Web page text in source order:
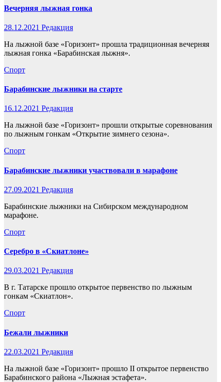
Вечерняя лыжная гонка
28.12.2021 Редакция
На лыжной базе «Горизонт» прошла традиционная вечерняя
лыжная гонка «Барабинская лыжня».
Спорт
Барабинские лыжники на старте
16.12.2021 Редакция
На лыжной базе «Горизонт» прошли открытые соревнования
по лыжным гонкам «Открытие зимнего сезона».
Спорт
Барабинские лыжники участвовали в марафоне
27.09.2021 Редакция
Барабинские лыжники на Сибирском международном
марафоне.
Спорт
Серебро в «Скиатлоне»
29.03.2021 Редакция
В г. Татарске прошло открытое первенство по лыжным
гонкам «Скиатлон».
Спорт
Бежали лыжники
22.03.2021 Редакция
На лыжной базе «Горизонт» прошло II открытое первенство
Барабинского района «Лыжная эстафета».